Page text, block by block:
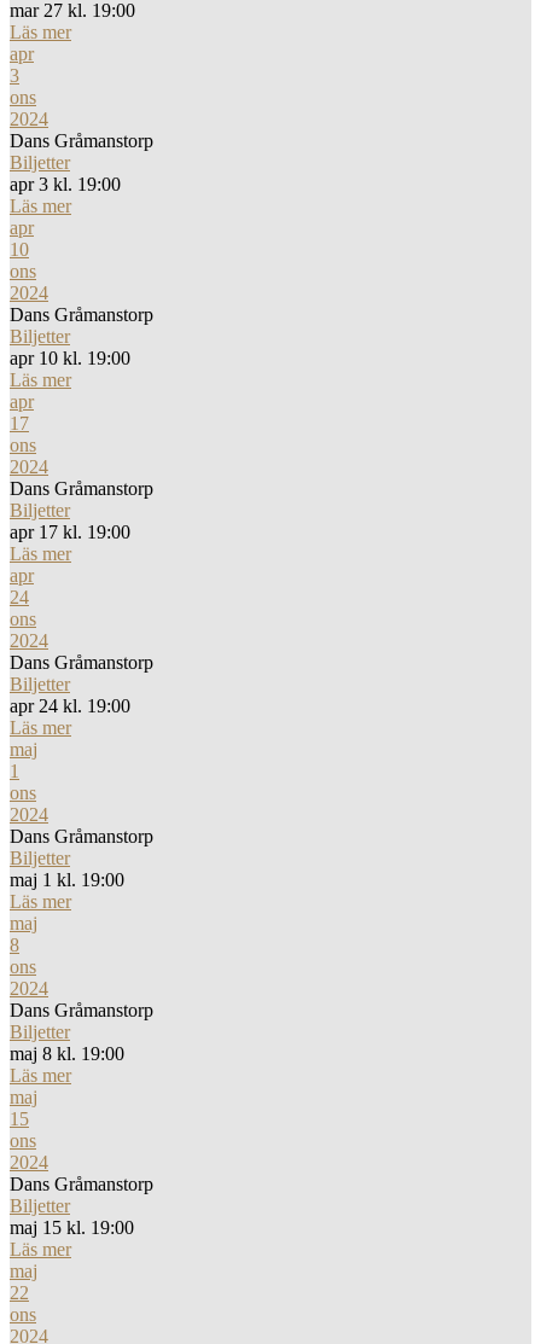
mar 27 kl. 19:00
Läs mer
apr
3
ons
2024
Dans Gråmanstorp
Biljetter
apr 3 kl. 19:00
Läs mer
apr
10
ons
2024
Dans Gråmanstorp
Biljetter
apr 10 kl. 19:00
Läs mer
apr
17
ons
2024
Dans Gråmanstorp
Biljetter
apr 17 kl. 19:00
Läs mer
apr
24
ons
2024
Dans Gråmanstorp
Biljetter
apr 24 kl. 19:00
Läs mer
maj
1
ons
2024
Dans Gråmanstorp
Biljetter
maj 1 kl. 19:00
Läs mer
maj
8
ons
2024
Dans Gråmanstorp
Biljetter
maj 8 kl. 19:00
Läs mer
maj
15
ons
2024
Dans Gråmanstorp
Biljetter
maj 15 kl. 19:00
Läs mer
maj
22
ons
2024